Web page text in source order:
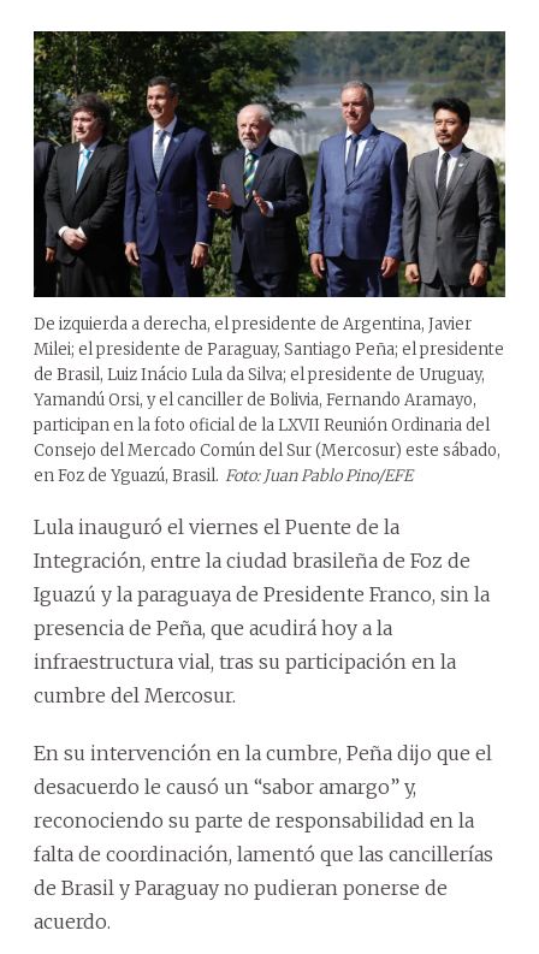
De izquierda a derecha, el presidente de Argentina, Javier
Milei; el presidente de Paraguay, Santiago Peña; el presidente
de Brasil, Luiz Inácio Lula da Silva; el presidente de Uruguay,
Yamandú Orsi, y el canciller de Bolivia, Fernando Aramayo,
participan en la foto oficial de la LXVII Reunión Ordinaria del
Consejo del Mercado Común del Sur (Mercosur) este sábado,
en Foz de Yguazú, Brasil. Foto: Juan Pablo Pino/EFE
Lula inauguró el viernes el Puente de la
Integración, entre la ciudad brasileña de Foz de
Iguazú y la paraguaya de Presidente Franco, sin la
presencia de Peña, que acudirá hoy a la
infraestructura vial, tras su participación en la
cumbre del Mercosur.
En su intervención en la cumbre, Peña dijo que el
desacuerdo le causó un “sabor amargo” y,
reconociendo su parte de responsabilidad en la
falta de coordinación, lamentó que las cancillerías
de Brasil y Paraguay no pudieran ponerse de
acuerdo.